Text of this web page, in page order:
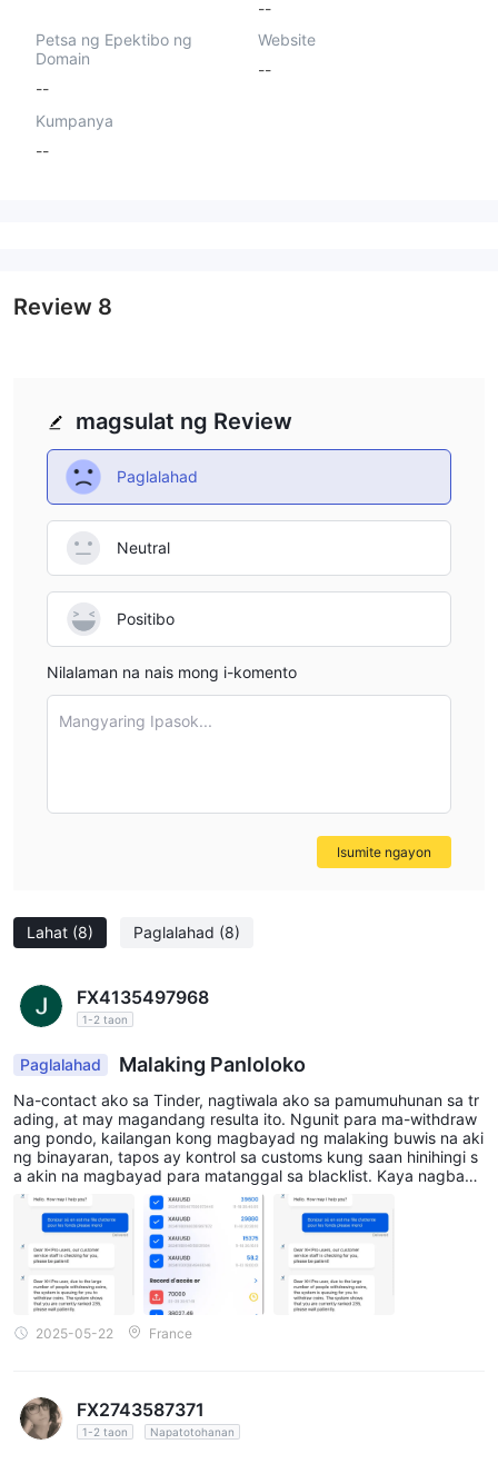
--
Petsa ng Epektibo ng
Domain
--
Website
--
Kumpanya
--
Lahat (8) Paglalahad (8)
FX4135497968
1-2 taon
Paglalahad Malaking Panloloko
Na-contact ako sa Tinder, nagtiwala ako sa pamumuhunan sa tr
ading, at may magandang resulta ito. Ngunit para ma-withdraw
ang pondo, kailangan kong magbayad ng malaking buwis na aki
ng binayaran, tapos ay kontrol sa customs kung saan hinihingi s
a akin na magbayad para matanggal sa blacklist. Kaya nagbaya
d ulit ako. Mula noon, ang pondo ay nasa waiting list para sa wit
hdrawal sa loob ng dalawang buwan at hindi pa rin naibabalik. W
ala nang tugon sa chat tungkol sa aking waiting list. Ang lalaki a
y patuloy na sumasagot sa akin sa WhatsApp. Mayroon akong k
opya ng kanyang passport. Sinabing patay na siya sa pamamag
itan ng mensahe mula sa isang nagpapanggap na kaibigan. Pat
uloy akong nakikipag-ugnayan upang mahuli sila. Kung may iba
pang tao na nasa katulad na sitwasyon, mangyaring ipaalam ito.
2025-05-22 France
FX2743587371
1-2 taon Napatotohanan
magsulat ng Review
Paglalahad
Neutral
Positibo
Nilalaman na nais mong i-komento
Mangyaring Ipasok...
Isumite ngayon
Review 8